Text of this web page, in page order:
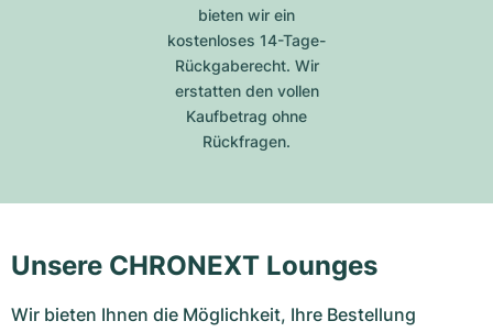
bieten wir ein
kostenloses 14-Tage-
Rückgaberecht. Wir
erstatten den vollen
Kaufbetrag ohne
Rückfragen.
Unsere CHRONEXT Lounges
Wir bieten Ihnen die Möglichkeit, Ihre Bestellung